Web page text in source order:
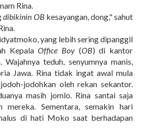
Rina.
dibikinin OB kesayangan, dong," sahut
yang lebih sering dipanggil
KepalaOffice Boy (OB) di kantor
teduh, senyumnya manis,
Jawa. Rina tidak ingat awal mula
jodohkan oleh rekan sekantor.
masih jomlo. Rina santai saja
mereka. Sementara, semakin hari
di hati Moko saat berhadapan